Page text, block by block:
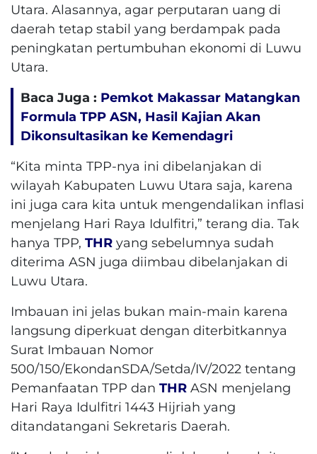
Utara. Alasannya, agar perputaran uang di
daerah tetap stabil yang berdampak pada
peningkatan pertumbuhan ekonomi di Luwu
Utara.
Baca Juga : Pemkot Makassar Matangkan
Formula TPP ASN, Hasil Kajian Akan
Dikonsultasikan ke Kemendagri
“Kita minta TPP-nya ini dibelanjakan di
wilayah Kabupaten Luwu Utara saja, karena
ini juga cara kita untuk mengendalikan inflasi
menjelang Hari Raya Idulfitri,” terang dia. Tak
hanya TPP, THR yang sebelumnya sudah
diterima ASN juga diimbau dibelanjakan di
Luwu Utara.
Imbauan ini jelas bukan main-main karena
langsung diperkuat dengan diterbitkannya
Surat Imbauan Nomor
500/150/EkondanSDA/Setda/IV/2022 tentang
Pemanfaatan TPP dan THR ASN menjelang
Hari Raya Idulfitri 1443 Hijriah yang
ditandatangani Sekretaris Daerah.